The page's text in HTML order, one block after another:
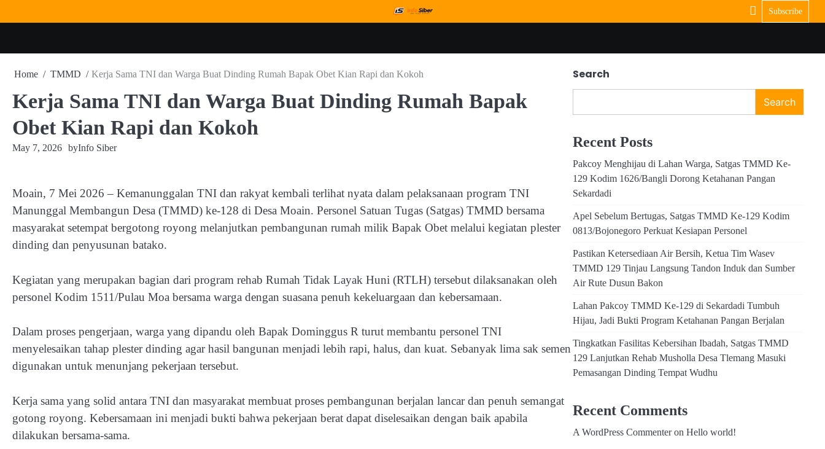
to
Subscribe
Home TMMD Kerja Sama TNI dan Warga Buat Dinding Rumah Bapak Obet Kian Rapi dan Kokoh
Kerja Sama TNI dan Warga Buat Dinding Rumah Bapak
Obet Kian Rapi dan Kokoh
May 7, 2026 byInfo Siber
Moain, 7 Mei 2026 – Kemanunggalan TNI dan rakyat kembali terlihat nyata dalam pelaksanaan program TNI
Manunggal Membangun Desa (TMMD) ke-128 di Desa Moain. Personel Satuan Tugas (Satgas) TMMD bersama
masyarakat setempat bergotong royong melanjutkan pembangunan rumah milik Bapak Obet melalui kegiatan plester
dinding dan penyusunan batako.
Kegiatan yang merupakan bagian dari program rehab Rumah Tidak Layak Huni (RTLH) tersebut dilaksanakan oleh
personel Kodim 1511/Pulau Moa bersama warga dengan suasana penuh kekeluargaan dan kebersamaan.
Dalam proses pengerjaan, warga yang dipandu oleh Bapak Dominggus R turut membantu personel TNI
menyelesaikan tahap plester dinding agar hasil bangunan menjadi lebih rapi, halus, dan kuat. Sebanyak lima sak semen
digunakan untuk menunjang pekerjaan tersebut.
Kerja sama yang solid antara TNI dan masyarakat membuat proses pembangunan berjalan lancar dan penuh semangat
gotong royong. Kebersamaan ini menjadi bukti bahwa pekerjaan berat dapat diselesaikan dengan baik apabila
dilakukan bersama-sama.
Search
Search
Recent Posts
Pakcoy Menghijau di Lahan Warga, Satgas TMMD Ke-
129 Kodim 1626/Bangli Dorong Ketahanan Pangan
Sekardadi
Apel Sebelum Bertugas, Satgas TMMD Ke-129 Kodim
0813/Bojonegoro Perkuat Kesiapan Personel
Pastikan Ketersediaan Air Bersih, Ketua Tim Wasev
TMMD 129 Tinjau Langsung Tandon Induk dan Sumber
Air Rute Dusun Bakon
Lahan Pakcoy TMMD Ke-129 di Sekardadi Tumbuh
Hijau, Jadi Bukti Program Ketahanan Pangan Berjalan
Tingkatkan Fasilitas Kebersihan Ibadah, Satgas TMMD
129 Lanjutkan Rehab Musholla Desa Tlemang Masuki
Pemasangan Dinding Tempat Wudhu
Recent Comments
A WordPress Commenteron Hello world!